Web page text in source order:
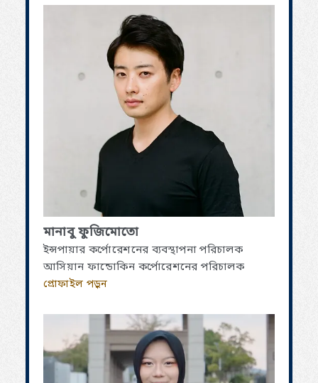
মানাবু ফুজিমোতো
ইন্সপায়ার কর্পোরেশনের ব্যবস্থাপনা পরিচালক
আসিয়ান ফান্ডোকিন কর্পোরেশনের পরিচালক
প্রোফাইল পড়ুন